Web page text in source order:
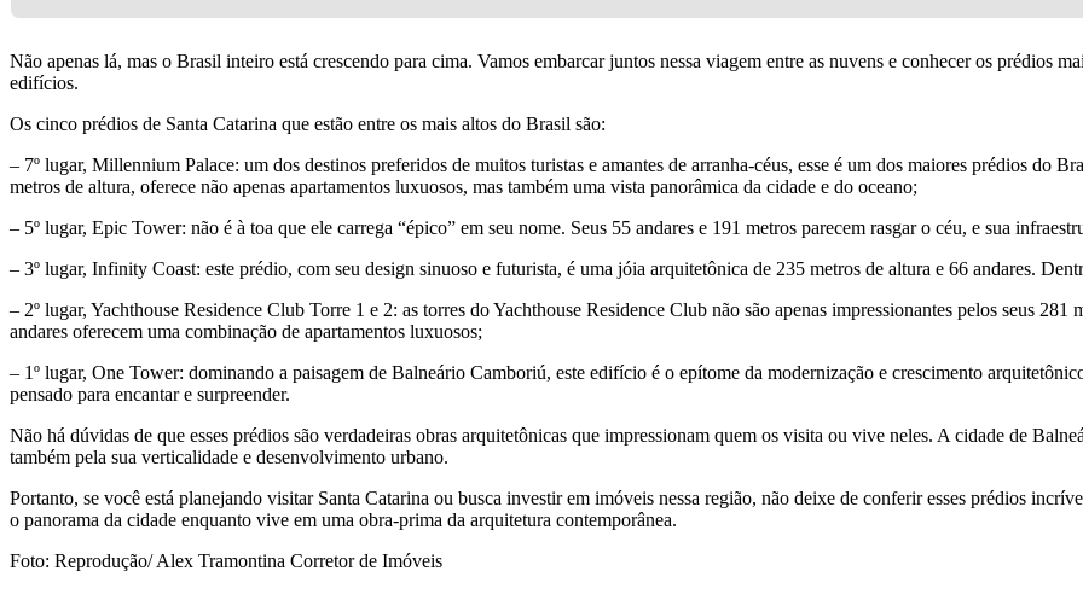
Não apenas lá, mas o Brasil inteiro está crescendo para cima. Vamos embarcar juntos nessa viagem entre as nuvens e conhecer os prédios
edifícios.
Os cinco prédios de Santa Catarina que estão entre os mais altos do Brasil são:
– 7º lugar, Millennium Palace: um dos destinos preferidos de muitos turistas e amantes de arranha-céus, esse é um dos maiores prédios do
metros de altura, oferece não apenas apartamentos luxuosos, mas também uma vista panorâmica da cidade e do oceano;
– 5º lugar, Epic Tower: não é à toa que ele carrega “épico” em seu nome. Seus 55 andares e 191 metros parecem rasgar o céu, e sua
– 3º lugar, Infinity Coast: este prédio, com seu design sinuoso e futurista, é uma jóia arquitetônica de 235 metros de altura e 66 andares.
– 2º lugar, Yachthouse Residence Club Torre 1 e 2: as torres do Yachthouse Residence Club não são apenas impressionantes pelos seus
andares oferecem uma combinação de apartamentos luxuosos;
– 1º lugar, One Tower: dominando a paisagem de Balneário Camboriú, este edifício é o epítome da modernização e crescimento
pensado para encantar e surpreender.
Não há dúvidas de que esses prédios são verdadeiras obras arquitetônicas que impressionam quem os visita ou vive neles. A cidade de
também pela sua verticalidade e desenvolvimento urbano.
Portanto, se você está planejando visitar Santa Catarina ou busca investir em imóveis nessa região, não deixe de conferir esses prédios
o panorama da cidade enquanto vive em uma obra-prima da arquitetura contemporânea.
Foto: Reprodução/ Alex Tramontina Corretor de Imóveis